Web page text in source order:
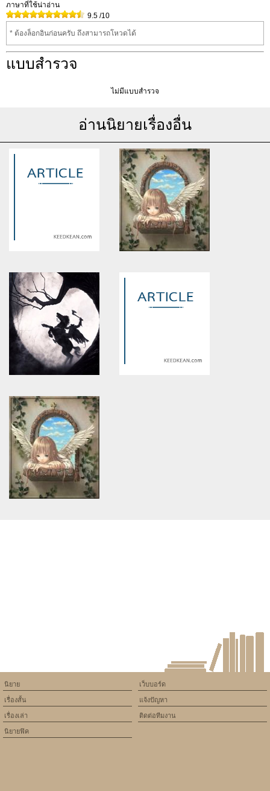
ภาษาที่ใช้น่าอ่าน
9.5 /10
* ต้องล็อกอินก่อนครับ ถึงสามารถโหวดได้
แบบสำรวจ
ไม่มีแบบสำรวจ
อ่านนิยายเรื่องอื่น
Warning: Use of undefined
constant article_topic -
assumed 'article_topic' (this
will throw an Error in a future
version of PHP) in
/home/keedkean/domains/keedkean.com/public_html/include/article/
on line534
kamig32718
assumed 'article_topic' (this
will throw an Error in a future
Warning: Use of undefined
constant article_topic -
assumed 'article_topic' (this
will throw an Error in a future
version of PHP) in
/home/keedkean/domains/keedkean.com/public_html/include/article/
on line534
คู่มือการ สมัครสมาชิก 123vip
แบบง่ายๆ ใครก็ทำได้
เว็บบอร์ด
แจ้งปัญหา
ติดต่อทีมงาน
นิยาย
เรื่องสั้น
เรื่องเล่า
นิยายฟิค